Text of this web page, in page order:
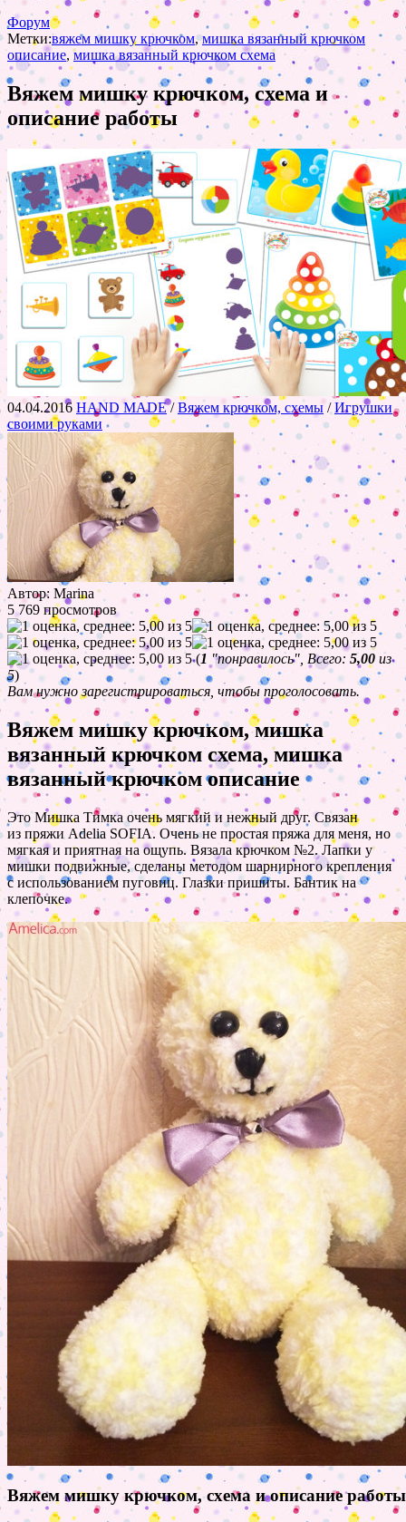
Форум
Метки:вяжем мишку крючком,мишка вязанный крючком
описание,мишка вязанный крючком схема
Вяжем мишку крючком, схема и
описание работы
04.04.2016 HAND MADE/Вяжем крючком, схемы/Игрушки
своими руками
Автор: Marina
5 769 просмотров
(1 "понравилось", Всего: 5,00 из
5)
Вам нужно зарегистрироваться, чтобы проголосовать.
Вяжем мишку крючком, мишка
вязанный крючком схема, мишка
вязанный крючком описание
Это Мишка Тимка очень мягкий и нежный друг. Связан
из пряжи Adelia SOFIA. Очень не простая пряжа для меня, но
мягкая и приятная на ощупь. Вязала крючком №2. Лапки у
мишки подвижные, сделаны методом шарнирного крепления
с использованием пуговиц. Глазки пришиты. Бантик на
клепочке.
Вяжем мишку крючком, схема и описание работы